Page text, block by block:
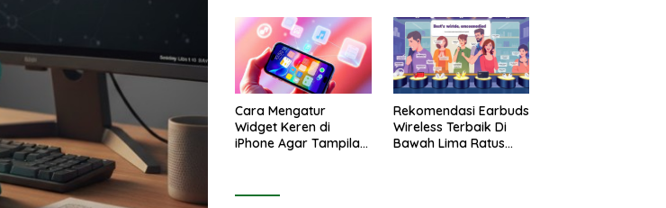
Cara Mengatur
Widget Keren di
iPhone Agar Tampilan
Rekomendasi Earbuds
Wireless Terbaik Di
Bawah Lima Ratus